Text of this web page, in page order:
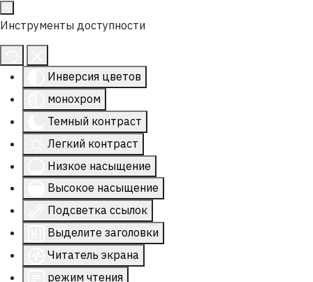
Инструменты доступности
Инверсия цветов
монохром
Темный контраст
Легкий контраст
Низкое насыщение
Высокое насыщение
Подсветка ссылок
Выделите заголовки
Читатель экрана
режим чтения